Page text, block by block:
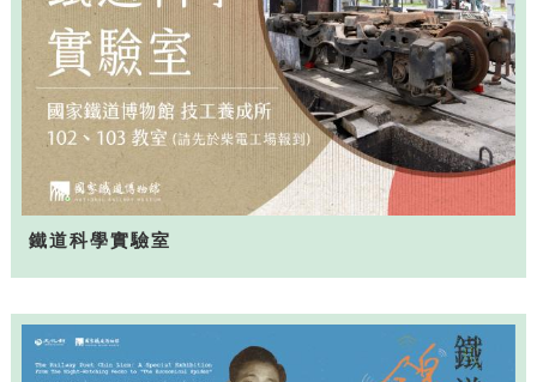
鐵道科學實驗室